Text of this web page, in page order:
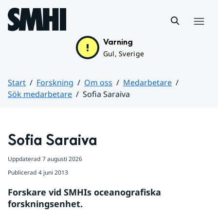
Hoppa till sidans innehåll
Varning
Gul, Sverige
Start Forskning Om oss
Medarbetare
Sök medarbetare
Sofia Saraiva
Sofia Saraiva
Uppdaterad 7 augusti 2026
Publicerad 4 juni 2013
Forskare vid SMHIs oceanografiska
forskningsenhet.